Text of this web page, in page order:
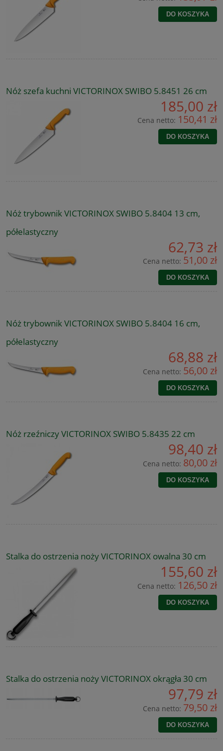
DO KOSZYKA
Nóż szefa kuchni VICTORINOX SWIBO 5.8451 26 cm
185,00 zł
Cena netto: 150,41 zł
DO KOSZYKA
Nóż trybownik VICTORINOX SWIBO 5.8404 13 cm,
półelastyczny
62,73 zł
Cena netto: 51,00 zł
DO KOSZYKA
Nóż trybownik VICTORINOX SWIBO 5.8404 16 cm,
półelastyczny
68,88 zł
Cena netto: 56,00 zł
DO KOSZYKA
Nóż rzeźniczy VICTORINOX SWIBO 5.8435 22 cm
98,40 zł
Cena netto: 80,00 zł
DO KOSZYKA
Stalka do ostrzenia noży VICTORINOX owalna 30 cm
155,60 zł
Cena netto: 126,50 zł
DO KOSZYKA
Stalka do ostrzenia noży VICTORINOX okrągła 30 cm
97,79 zł
Cena netto: 79,50 zł
DO KOSZYKA